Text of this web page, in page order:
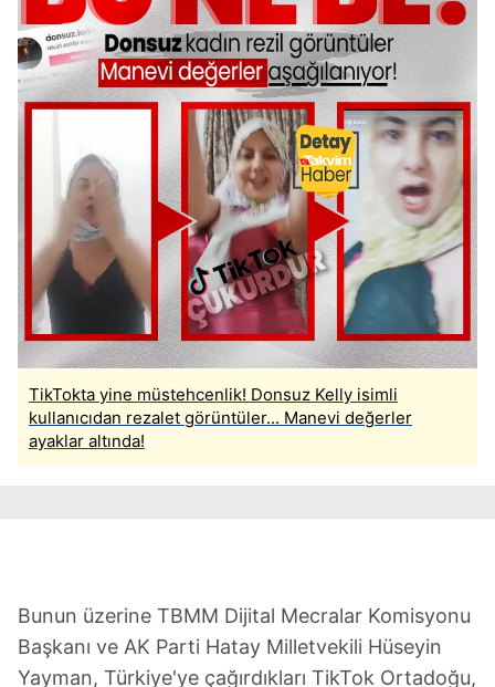
TikTokta yine müstehcenlik! Donsuz Kelly isimli
kullanıcıdan rezalet görüntüler... Manevi değerler
ayaklar altında!
Bunun üzerine TBMM Dijital Mecralar Komisyonu
Başkanı ve AK Parti Hatay Milletvekili Hüseyin
Yayman, Türkiye'ye çağırdıkları TikTok Ortadoğu,